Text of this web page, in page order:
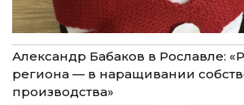
Александр Бабаков в Рославле:
региона — в наращивании
производства»